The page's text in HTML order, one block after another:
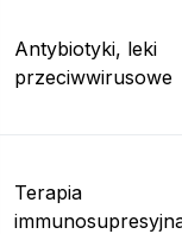
Antybiotyki, leki
przeciwwirusowe
Terapia